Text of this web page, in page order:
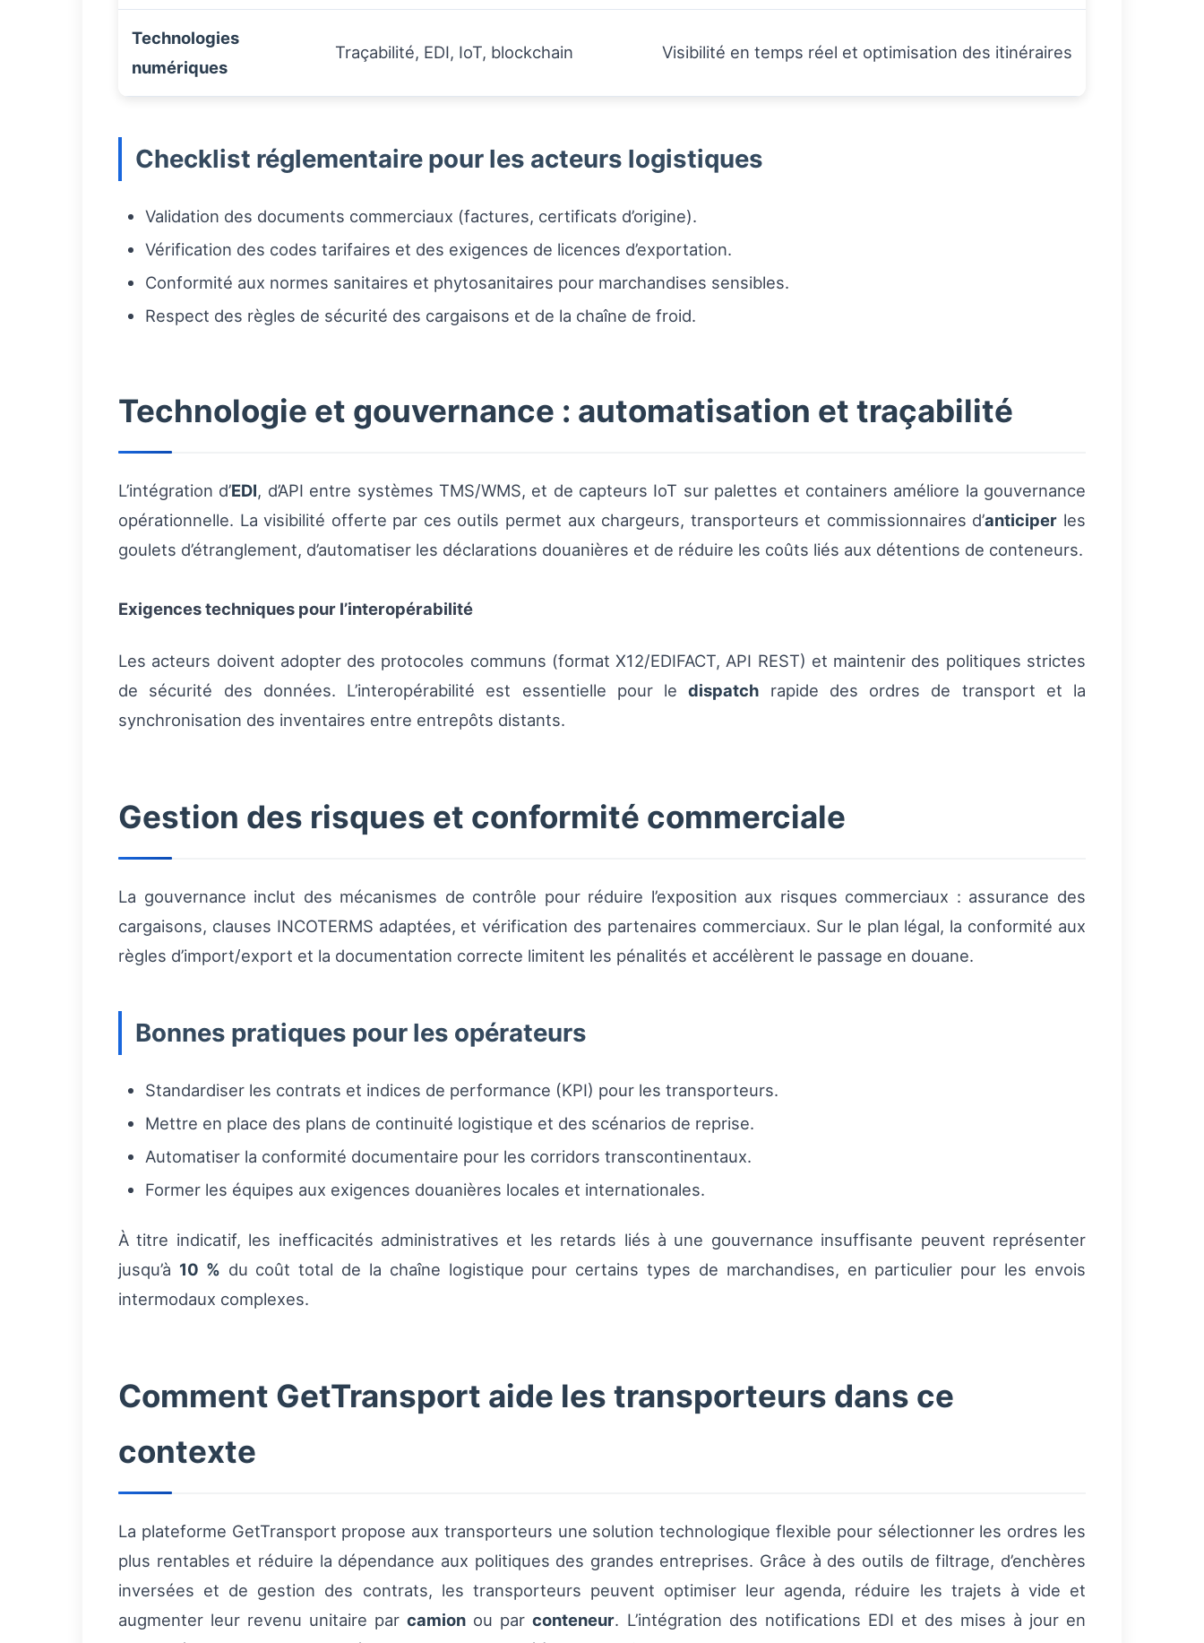
Technologies
numériques
Traçabilité, EDI, IoT, blockchain Visibilité en temps réel et optimisation des itinéraires
Checklist réglementaire pour les acteurs logistiques
Validation des documents commerciaux (factures, certificats d’origine).
Vérification des codes tarifaires et des exigences de licences d’exportation.
Conformité aux normes sanitaires et phytosanitaires pour marchandises sensibles.
Respect des règles de sécurité des cargaisons et de la chaîne de froid.
Technologie et gouvernance : automatisation et traçabilité
L’intégration d’EDI, d’API entre systèmes TMS/WMS, et de capteurs IoT sur palettes et containers améliore la gouvernance
opérationnelle. La visibilité offerte par ces outils permet aux chargeurs, transporteurs et commissionnaires d’anticiper les
goulets d’étranglement, d’automatiser les déclarations douanières et de réduire les coûts liés aux détentions de conteneurs.
Exigences techniques pour l’interopérabilité
Les acteurs doivent adopter des protocoles communs (format X12/EDIFACT, API REST) et maintenir des politiques strictes
de sécurité des données. L’interopérabilité est essentielle pour ledispatch rapide des ordres de transport et la
synchronisation des inventaires entre entrepôts distants.
Gestion des risques et conformité commerciale
La gouvernance inclut des mécanismes de contrôle pour réduire l’exposition aux risques commerciaux : assurance des
cargaisons, clauses INCOTERMS adaptées, et vérification des partenaires commerciaux. Sur le plan légal, la conformité aux
règles d’import/export et la documentation correcte limitent les pénalités et accélèrent le passage en douane.
Bonnes pratiques pour les opérateurs
Standardiser les contrats et indices de performance (KPI) pour les transporteurs.
Mettre en place des plans de continuité logistique et des scénarios de reprise.
Automatiser la conformité documentaire pour les corridors transcontinentaux.
Former les équipes aux exigences douanières locales et internationales.
À titre indicatif, les inefficacités administratives et les retards liés à une gouvernance insuffisante peuvent représenter
jusqu’à 10 % du coût total de la chaîne logistique pour certains types de marchandises, en particulier pour les envois
intermodaux complexes.
Comment GetTransport aide les transporteurs dans ce
contexte
La plateforme GetTransport propose aux transporteurs une solution technologique flexible pour sélectionner les ordres les
plus rentables et réduire la dépendance aux politiques des grandes entreprises. Grâce à des outils de filtrage, d’enchères
inversées et de gestion des contrats, les transporteurs peuvent optimiser leur agenda, réduire les trajets à vide et
augmenter leur revenu unitaire parcamion ou parconteneur. L’intégration des notifications EDI et des mises à jour en